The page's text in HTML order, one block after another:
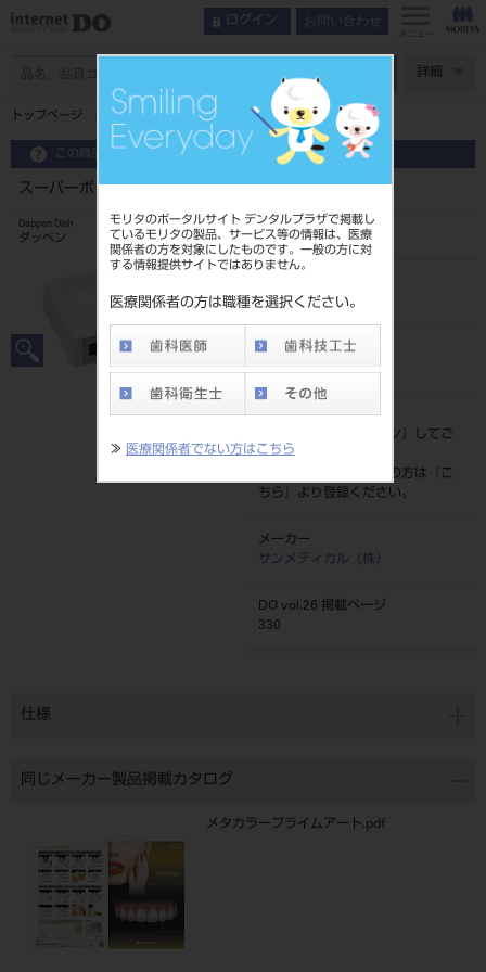
モリタのポータルサイト デンタルプラザで掲載し
ているモリタの製品、サービス等の情報は、医療
関係者の方を対象にしたものです。一般の方に対
する情報提供サイトではありません。
医療関係者の方は職種を選択ください。
≫ 医療関係者でない方はこちら
ログイン お問い合わせ
メニュー
詳細
トップページ スーパーボンド ダッペンディッシュ(陶器)
この商品に関するお問い合わせ
スーパーボンド ダッペンディッシュ(陶器)
Dappen Dish
ダッペン
204610217
JAN/EANコード
標準価格
ログイン
』してご
覧ください。
ネット会員登録がまだの方は『
こ
ちら
』より登録ください。
メーカー
サンメディカル（株）
DO vol.26 掲載ページ
330
仕様
同じメーカー製品掲載カタログ
メタカラープライムアート.pdf